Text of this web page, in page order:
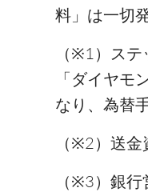
料」は一切
（※1）ス
「ダイヤ
なり、為替
（※2）送
（※3）銀